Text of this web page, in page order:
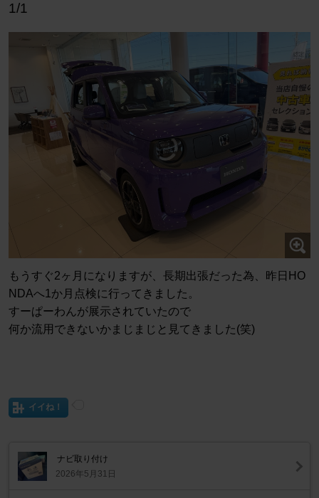
1/1
もうすぐ2ヶ月になりますが、長期出張だった為、昨日HO
NDAへ1か月点検に行ってきました。
すーぱーわんが展示されていたので
何か流用できないかまじまじと見てきました(笑)
イイね！
ナビ取り付け
2026年5月31日